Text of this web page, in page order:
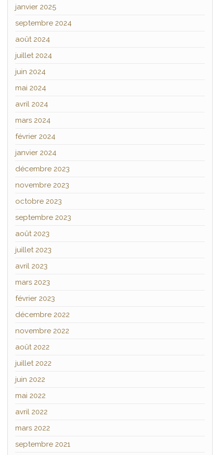
janvier 2025
septembre 2024
août 2024
juillet 2024
juin 2024
mai 2024
avril 2024
mars 2024
février 2024
janvier 2024
décembre 2023
novembre 2023
octobre 2023
septembre 2023
août 2023
juillet 2023
avril 2023
mars 2023
février 2023
décembre 2022
novembre 2022
août 2022
juillet 2022
juin 2022
mai 2022
avril 2022
mars 2022
septembre 2021